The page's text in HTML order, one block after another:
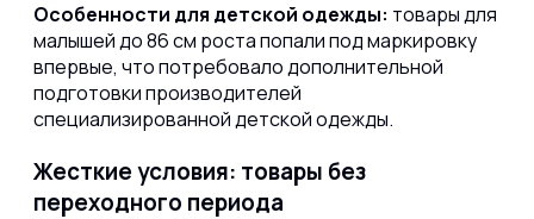
Особенности для детской одежды: товары для
малышей до 86 см роста попали под маркировку
впервые, что потребовало дополнительной
подготовки производителей
специализированной детской одежды.
Жесткие условия: товары без
переходного периода